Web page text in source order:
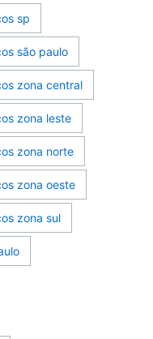
sp
são paulo
zona central
zona leste
zona norte
zona oeste
zona sul